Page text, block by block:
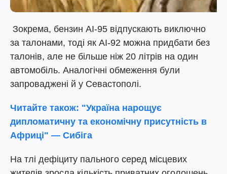
Зокрема, бензин АІ-95 відпускають виключно
за талонами, тоді як АІ-92 можна придбати без
талонів, але не більше ніж 20 літрів на один
автомобіль. Аналогічні обмеження були
запроваджені й у Севастополі.
Читайте також: "Україна нарощує
дипломатичну та економічну присутність в
Африці" — Сибіга
На тлі дефіциту пального серед місцевих